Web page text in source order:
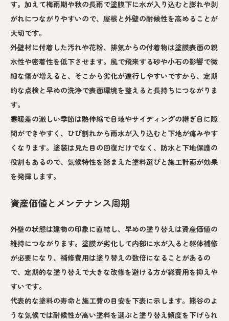
す。加えて梅雨期や秋の長雨で塗膜下に水が入り込むと膨れや剥
がれにつながりやすいので、屋根と外壁の耐候性を高めることが
大切です。
外壁材に付着した汚れや花粉、排気からの付着物は塗膜表面の親
水性や密着性を低下させます。風で飛来する砂や小石の影響で微
細な傷が増えると、そこから劣化が進行しやすいですから、定期
的な点検と早めの洗浄で表面環境を整えると長持ちにつながりま
す。
寒暖差の激しい季節は熱伸縮で目地やサイディングの継ぎ目に隙
間ができやすく、ひび割れから雨水が入り込むと下地が痛みやす
くなります。塗装は見た目の回復だけでなく、防水と下地保護の
役割もあるので、気候特性を踏まえた塗料選びと施工計画が効果
を発揮します。
資産価値とメンテナンス周期
外壁の状態は建物の印象に直結し、早めの塗り替えは資産価値の
維持につながります。塗膜が劣化して内部に水が入ると躯体補修
が必要になり、補修費用は塗り替えの数倍になることがあるの
で、定期的な塗り替えで大きな改修を避ける方が総費用を抑えや
すいです。
代表的な塗料の寿命と施工費の目安を下表に示します。熊谷のよ
うな気候では耐候性が高い塗料を選ぶと塗り替え頻度を下げられ